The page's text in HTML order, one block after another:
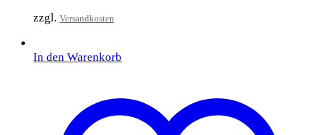
zzgl. Versandkosten
In den Warenkorb